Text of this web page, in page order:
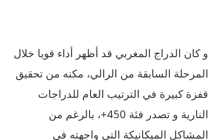
و كان الدراج المغربي قد أظهر أداء قويا خلال
المرحلة السابقة من الرالي، مكنه من تحقيق
قفزة كبيرة في الترتيب العام للدراجات
النارية و تصدر فئة 450+، بالرغم من
المشاكل الميكانيكة التي واجهته في